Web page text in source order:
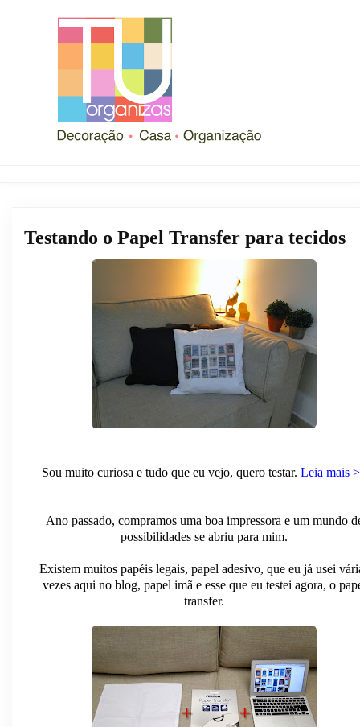
Testando o Papel Transfer para tecidos
Sou muito curiosa e tudo que eu vejo, quero testar. Leia mais
Ano passado, compramos uma boa impressora e um mundo
possibilidades se abriu para mim.
Existem muitos papéis legais, papel adesivo, que eu já usei
vezes aqui no blog, papel imã e esse que eu testei agora, o
transfer.